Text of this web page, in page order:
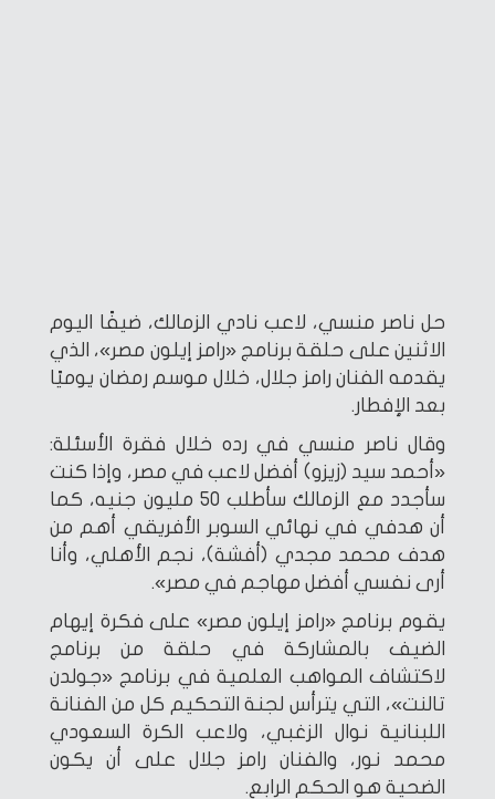
حل ناصر منسي، لاعب نادي الزمالك، ضيفًا اليوم
الاثنين على حلقة برنامج «رامز إيلون مصر»، الذي
يقدمه الفنان رامز جلال، خلال موسم رمضان يوميًا
بعد الإفطار.
وقال ناصر منسي في رده خلال فقرة الأسئلة:
«أحمد سيد (زيزو) أفضل لاعب في مصر، وإذا كنت
سأجدد مع الزمالك سأطلب 50 مليون جنيه، كما
أن هدفي في نهائي السوبر الأفريقي أهم من
هدف محمد مجدي (أفشة)، نجم الأهلي، وأنا
أرى نفسي أفضل مهاجم في مصر».
يقوم برنامج «رامز إيلون مصر» على فكرة إيهام
الضيف بالمشاركة في حلقة من برنامج
لاكتشاف المواهب العلمية في برنامج «جولدن
تالنت»، التي يترأس لجنة التحكيم كل من الفنانة
اللبنانية نوال الزغبي، ولاعب الكرة السعودي
محمد نور، والفنان رامز جلال على أن يكون
الضحية هو الحكم الرابع.